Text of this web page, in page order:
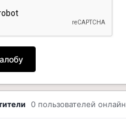
0 пользователей онлайн